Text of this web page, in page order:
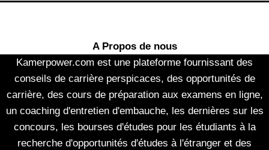
A Propos de nous
Kamerpower.com est une plateforme fournissant des
conseils de carrière perspicaces, des opportunités de
carrière, des cours de préparation aux examens en ligne,
un coaching d'entretien d'embauche, les dernières sur les
concours, les bourses d'études pour les étudiants à la
recherche d'opportunités d'études à l'étranger et des